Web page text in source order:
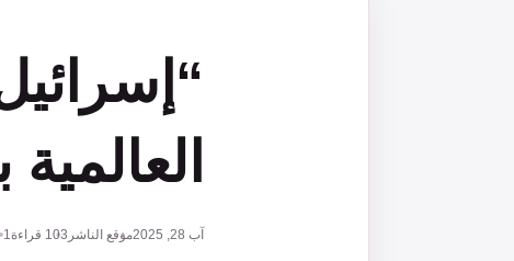
آب 28, 2025 موقع الناشر 103 قراءة1 دقائق قراءة